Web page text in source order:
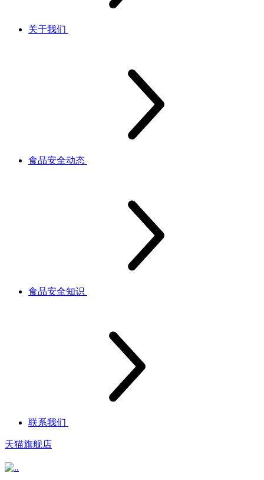
关于我们
食品安全动态
食品安全知识
联系我们
天猫旗舰店